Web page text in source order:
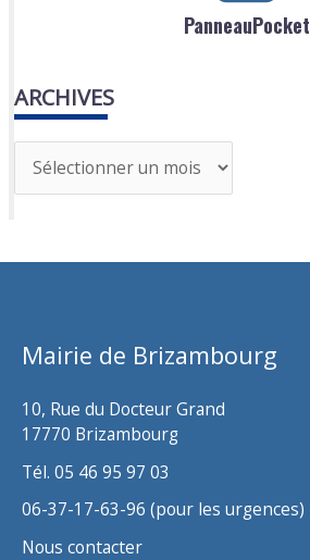
PanneauPocket
ARCHIVES
r
h
Mairie de Brizambourg
10, Rue du Docteur Grand
17770 Brizambourg
Tél. 05 46 95 97 03
06-37-17-63-96 (pour les urgences)
Nous contacter